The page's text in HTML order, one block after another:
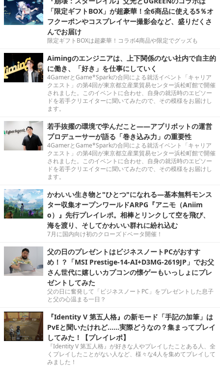
「限定ギフトBOX」が超豪華！全6商品に使える5％オ
フクーポンやコスプレイヤー撮影会など、盛りだくさ
んでお届け
限定ギフトBOXは超豪華！コラボ4商品や限定でグッズも
Aimingのエンジニアは、上下関係のない社内で自主的
に働き、「好き」を仕事にしていく
4GamerとGame*Sparkの合同による就活イベント「キャリア
クエスト」の第4回が東京都立産業貿易センター浜松町館で開催
されました。このイベントに合わせ、自身の就活時のエピソー
ドを若手クリエイターに聞いてみたので、その模様をお届けし
ます。
若手抜擢の環境で学んだこと――アプリボットの運営
プロデューサーが語る「巻き込み力」の重要性
4GamerとGame*Sparkの合同による就活イベント「キャリア
クエスト」の第4回が東京都立産業貿易センター浜松町館で開催
されました。このイベントに合わせ、自身の就活時のエピソー
ドを若手クリエイターに聞いてみたので、その模様をお届けし
ます。
かわいい生き物と"ひとつ"になれる―基本無料モンス
ター収集オープンワールドARPG『アニモ（Aniim
o）』先行プレイレポ。相棒とリンクして空を飛び、
海を渡り、そしてかわいい群れに紛れ込む
7月に国内向け初のクローズドベータ開催！
父の日のプレゼントはビジネスノートPCがおすす
め！？「MSI Prestige-14-AI+D3MG-2619JP」でお父
さん世代に嬉しいカプコンの懐ゲーもいっしょにプレ
ゼントしてみた
父の日に奮発して「ビジネスノートPC」をプレゼントした息子
と父の心温まる一日？
『Identity V 第五人格』の新モード「手記の加筆」は
PvEと聞いたけれど……実際どうなの？集まってプレイ
してみた！【プレイレポ】
『Identity V 第五人格』が好きな人やプレイしたことある人、全
くプレイしたことがない人など、様々な4人を集めてプレイして
みました！